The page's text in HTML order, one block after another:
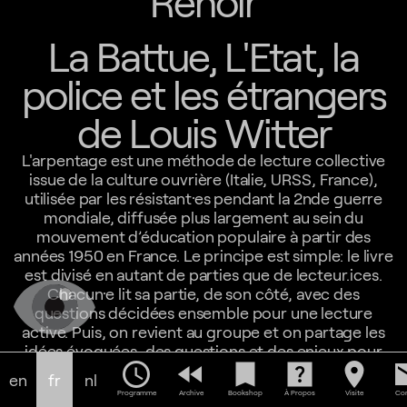
La Battue, L'Etat, la
police et les étrangers
de Louis Witter
L'arpentage est une méthode de lecture collective
issue de la culture ouvrière (Italie, URSS, France),
utilisée par les résistant·es pendant la 2nde guerre
mondiale, diffusée plus largement au sein du
mouvement d’éducation populaire à partir des
années 1950 en France. Le principe est simple: le livre
est divisé en autant de parties que de lecteur.ices.
Chacun·e lit sa partie, de son côté, avec des
questions décidées ensemble pour une lecture
active. Puis, on revient au groupe et on partage les
idées évoquées, des questions et des enjeux pour
soi, pour la société. L'arpentage ne se soustrait pas à
une lecture complète et individuelle, il facilite
en fr nl schedule
Programme
fast_rewind
Archive
bookmark
Bookshop
help_center
À Propos
location_on
Visite